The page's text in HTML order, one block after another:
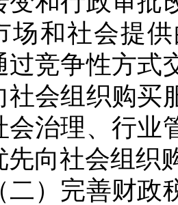
场和社会提
过竞争性方式
社会组织购买
会治理、行业
先向社会组织
完善财政